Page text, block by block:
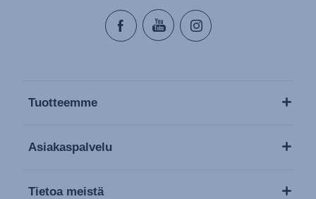
Tuotteemme
Asiakaspalvelu
Tietoa meistä